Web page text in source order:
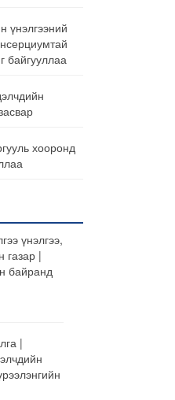
үнэлгээний
байгууллаа
хооронд
үнэлгээ,
газар |
байранд
|